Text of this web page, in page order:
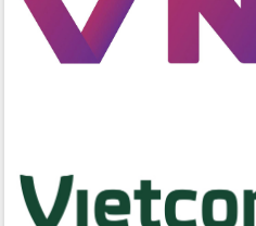
mới
Chuyển đổi số 'mở đường' cho nông
nghiệp Đắk Lắk tăng trưởng bứt phá
trong hành trình chuyển đổi số tại Đắk
Lắk